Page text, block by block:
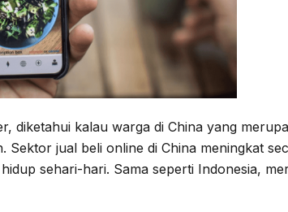
diketahui kalau warga di China yang
Sektor jual beli online di China meningkat
sehari-hari. Sama seperti Indonesia,